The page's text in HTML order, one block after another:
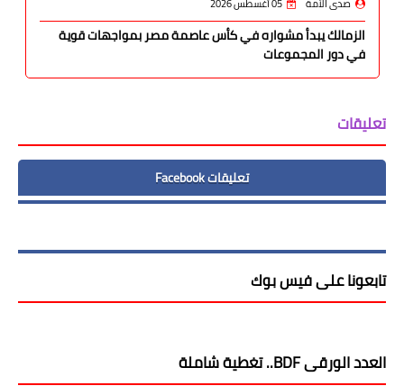
صدى الأمة 05 أغسطس 2026
الزمالك يبدأ مشواره في كأس عاصمة مصر بمواجهات قوية
في دور المجموعات
تعليقات
تعليقات Facebook
تابعونا على فيس بوك
العدد الورقى BDF.. تغطية شاملة